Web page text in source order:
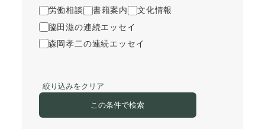
労働相談
書籍案内
文化情報
脇田滋の連続エッセイ
森岡孝二の連続エッセイ
絞り込みをクリア
この条件で検索